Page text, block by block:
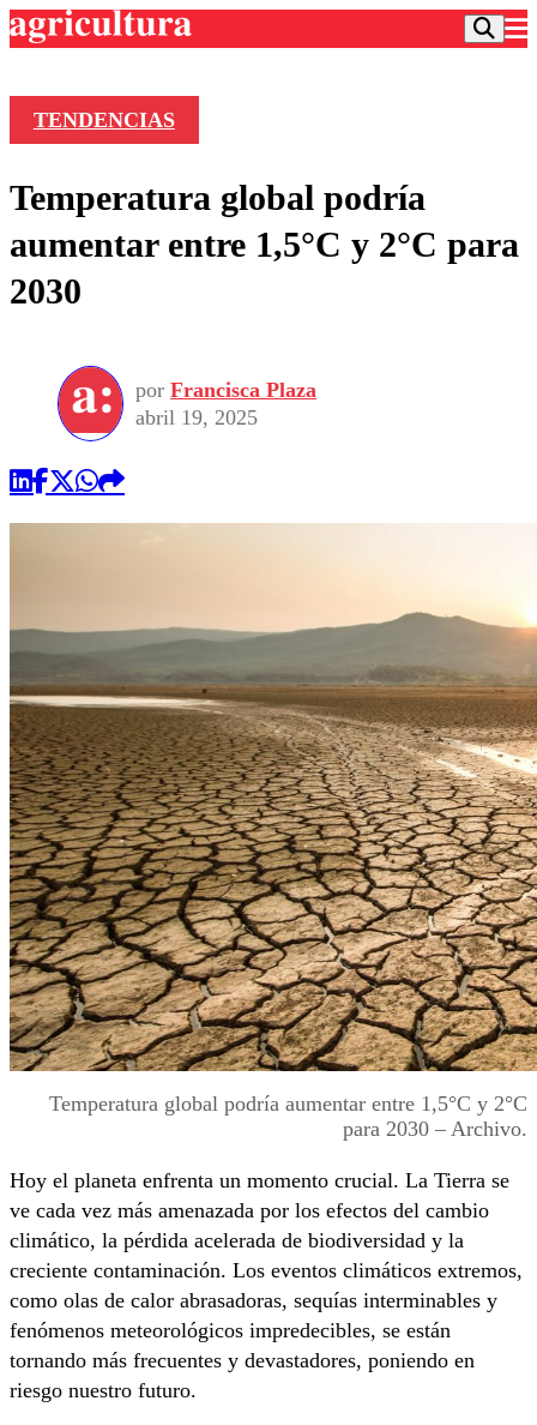
Frecuencias
Agricultura TV
Deportes
Seleccion Chilena
Torneo Internacional
Universidad de Chile
Economía
Internacional
Sustentabilidad
Publicaciones en medios
Opinión
TENDENCIAS
Temperatura global podría
aumentar entre 1,5°C y 2°C para
2030
por Francisca Plaza
abril 19, 2025
Temperatura global podría aumentar entre 1,5°C y 2°C
para 2030 – Archivo.
Hoy el planeta enfrenta un momento crucial. La Tierra se
ve cada vez más amenazada por los efectos del cambio
climático, la pérdida acelerada de biodiversidad y la
creciente contaminación. Los eventos climáticos extremos,
como olas de calor abrasadoras, sequías interminables y
fenómenos meteorológicos impredecibles, se están
tornando más frecuentes y devastadores, poniendo en
riesgo nuestro futuro.